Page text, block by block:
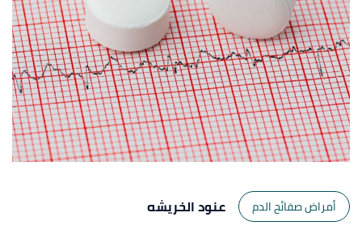
أمراض صفائح الدم
عنود الخريشه